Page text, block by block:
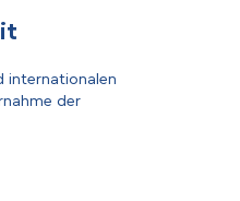
internationalen
der